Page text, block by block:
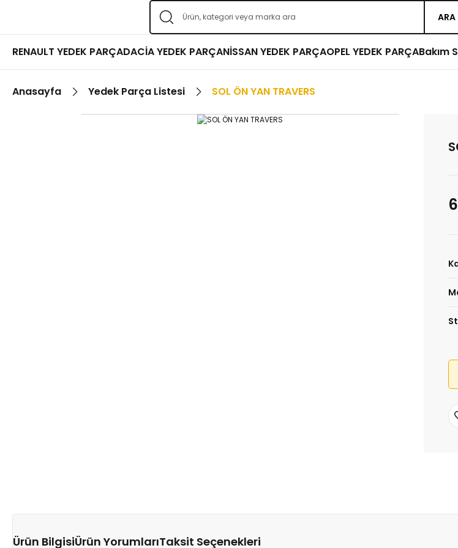
ARA
RENAULT YEDEK PARÇADACİA YEDEK PARÇANİSSAN YEDEK PARÇAOPEL YEDEK PARÇABakım
Anasayfa Yedek Parça Listesi SOL ÖN YAN TRAVERS
Ürün BilgisiÜrün YorumlarıTaksit Seçenekleri